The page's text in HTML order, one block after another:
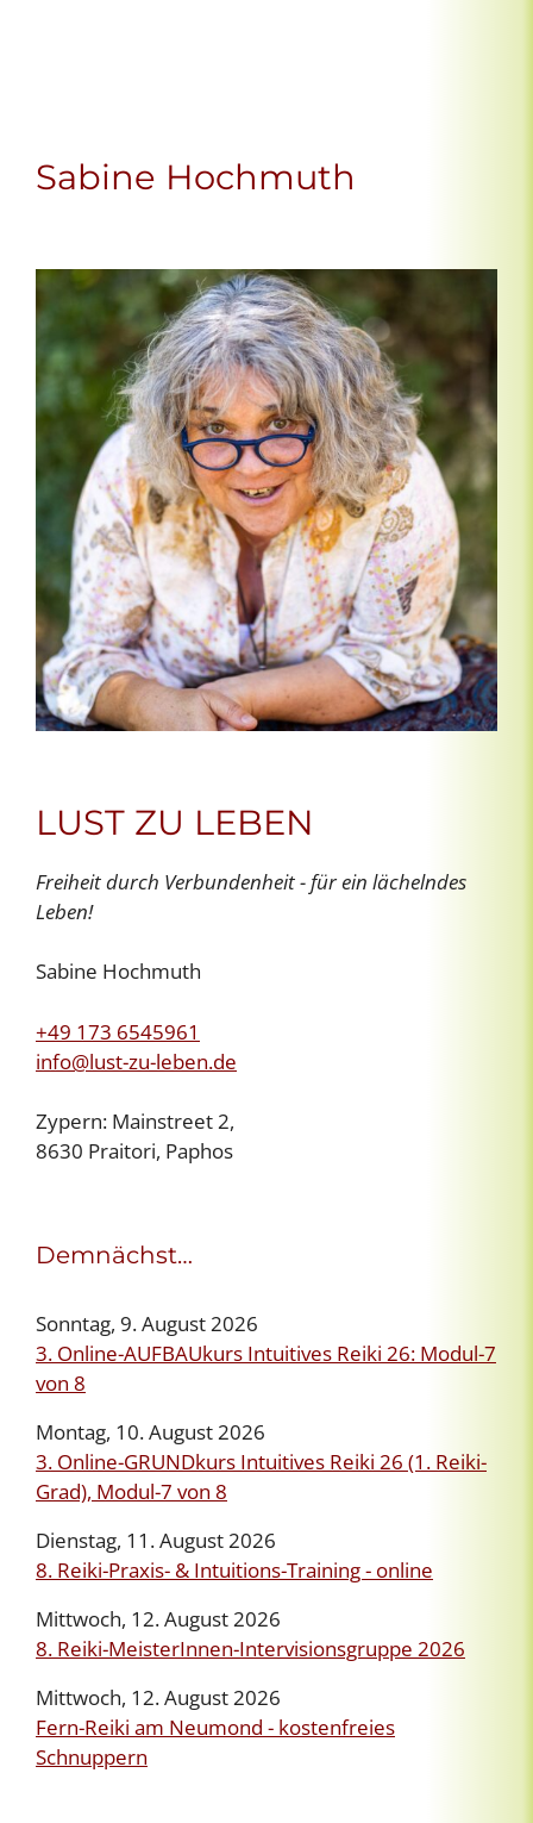
Sabine Hochmuth
LUST ZU LEBEN
Freiheit durch Verbundenheit - für ein lächelndes
Leben!
Sabine Hochmuth
+49 173 6545961
info@lust-zu-leben.de
Zypern: Mainstreet 2,
8630 Praitori, Paphos
Demnächst…
Sonntag, 9. August 2026
3. Online-AUFBAUkurs Intuitives Reiki 26: Modul-7
von 8
Montag, 10. August 2026
3. Online-GRUNDkurs Intuitives Reiki 26 (1. Reiki-
Grad), Modul-7 von 8
Dienstag, 11. August 2026
8. Reiki-Praxis- & Intuitions-Training - online
Mittwoch, 12. August 2026
8. Reiki-MeisterInnen-Intervisionsgruppe 2026
Mittwoch, 12. August 2026
Fern-Reiki am Neumond - kostenfreies
Schnuppern